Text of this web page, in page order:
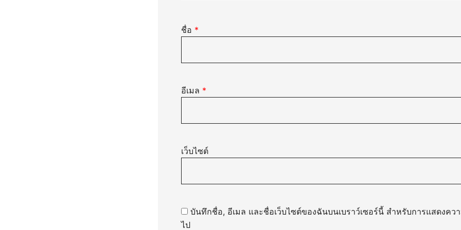
ชื่อ *
อีเมล *
เว็บไซต์
บันทึกชื่อ, อีเมล และชื่อเว็บไซต์ของฉันบนเบราว์เซอร์นี้ สำหรับการแสดงคว
ไป